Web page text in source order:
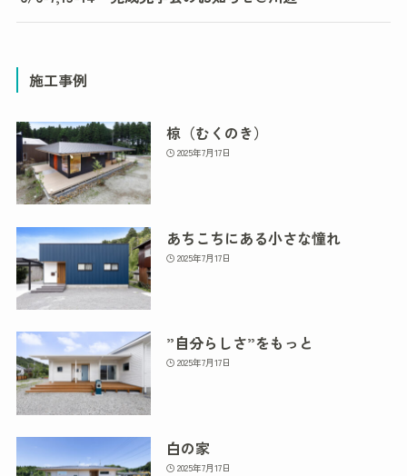
施工事例
椋（むくのき）
2025年7月17日
あちこちにある小さな憧れ
2025年7月17日
”自分らしさ”をもっと
2025年7月17日
白の家
2025年7月17日